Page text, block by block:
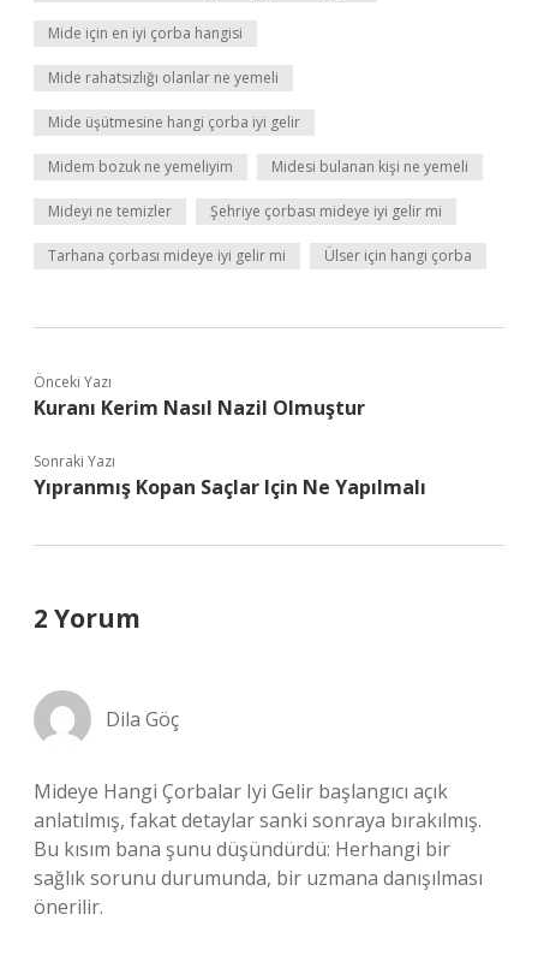
Mide için en iyi çorba hangisi
Mide rahatsızlığı olanlar ne yemeli
Mide üşütmesine hangi çorba iyi gelir
Midem bozuk ne yemeliyim Midesi bulanan kişi ne yemeli
Mideyi ne temizler Şehriye çorbası mideye iyi gelir mi
Tarhana çorbası mideye iyi gelir mi Ülser için hangi çorba
Önceki Yazı
Kuranı Kerim Nasıl Nazil Olmuştur
Sonraki Yazı
Yıpranmış Kopan Saçlar Için Ne Yapılmalı
2 Yorum
Dila Göç
Mideye Hangi Çorbalar Iyi Gelir başlangıcı açık
anlatılmış, fakat detaylar sanki sonraya bırakılmış.
Bu kısım bana şunu düşündürdü: Herhangi bir
sağlık sorunu durumunda, bir uzmana danışılması
önerilir.